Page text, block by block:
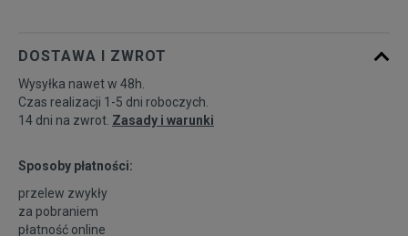
DOSTAWA I ZWROT
Wysyłka nawet w 48h.
Czas realizacji 1-5 dni roboczych.
14 dni na zwrot. Zasady i warunki
Sposoby płatności:
przelew zwykły
za pobraniem
płatność online